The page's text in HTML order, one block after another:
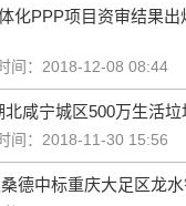
化PPP项目资审结果
间：2018-12-08 08:44
咸宁城区500万生活垃
间：2018-11-30 15:56
德中标重庆大足区龙